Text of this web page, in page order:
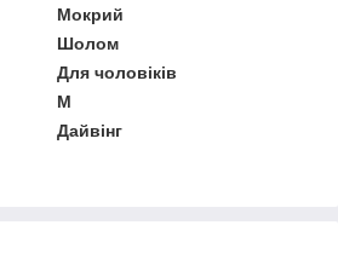
Мокрий
Шолом
Для чоловіків
M
Дайвінг